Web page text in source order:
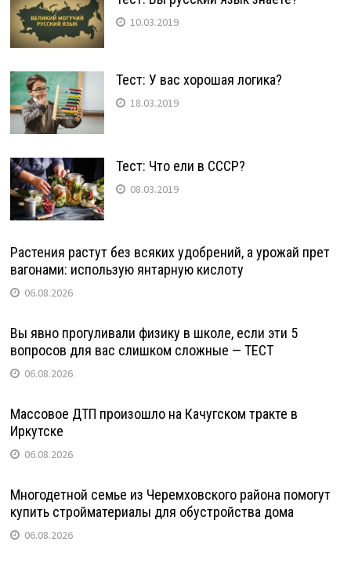
10.03.2019
Тест: У вас хорошая логика?
18.03.2019
Тест: Что ели в СССР?
08.03.2019
Растения растут без всяких удобрений, а урожай прет
вагонами: использую янтарную кислоту
06.08.2026
Вы явно прогуливали физику в школе, если эти 5
вопросов для вас слишком сложные — ТЕСТ
06.08.2026
Массовое ДТП произошло на Качугском тракте в
Иркутске
06.08.2026
Многодетной семье из Черемховского района помогут
купить стройматериалы для обустройства дома
06.08.2026